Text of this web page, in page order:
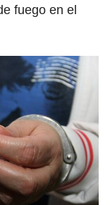
fuego en el